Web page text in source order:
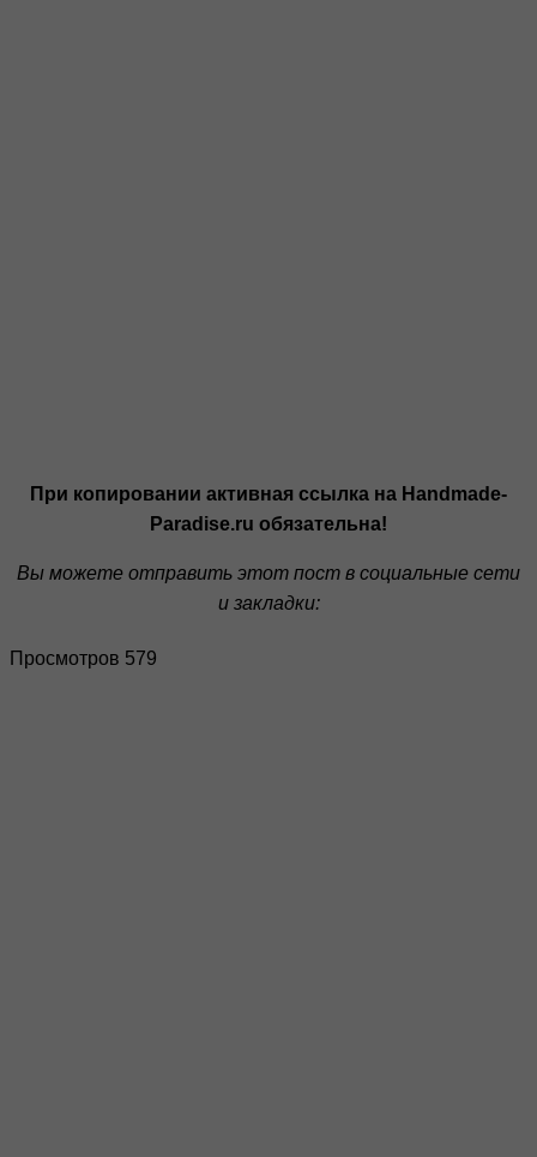
При копировании активная ссылка на Handmade-
Paradise.ru обязательна!
Вы можете отправить этот пост в социальные сети
и закладки:
Просмотров 579